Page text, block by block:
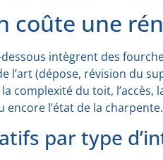
coûte une
intègrent des
l’art (dépose, révision du
complexité du toit,
encore l’état de la charpente.
par type